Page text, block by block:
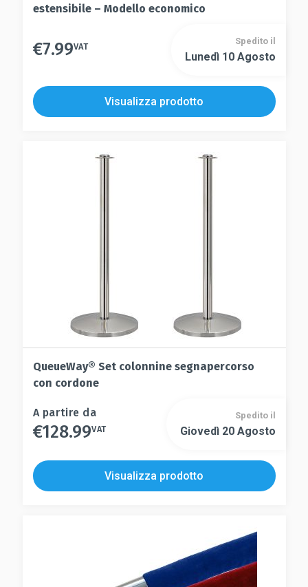
estensibile – Modello economico
€7.99VAT
Spedito il
Lunedì 10 Agosto
Visualizza prodotto
QueueWay® Set colonnine segnapercorso
con cordone
Questo
prodotto
più
varianti.
A partire da
€128.99VAT
Questo
più
Spedito il
Giovedì 20 Agosto
Visualizza prodotto